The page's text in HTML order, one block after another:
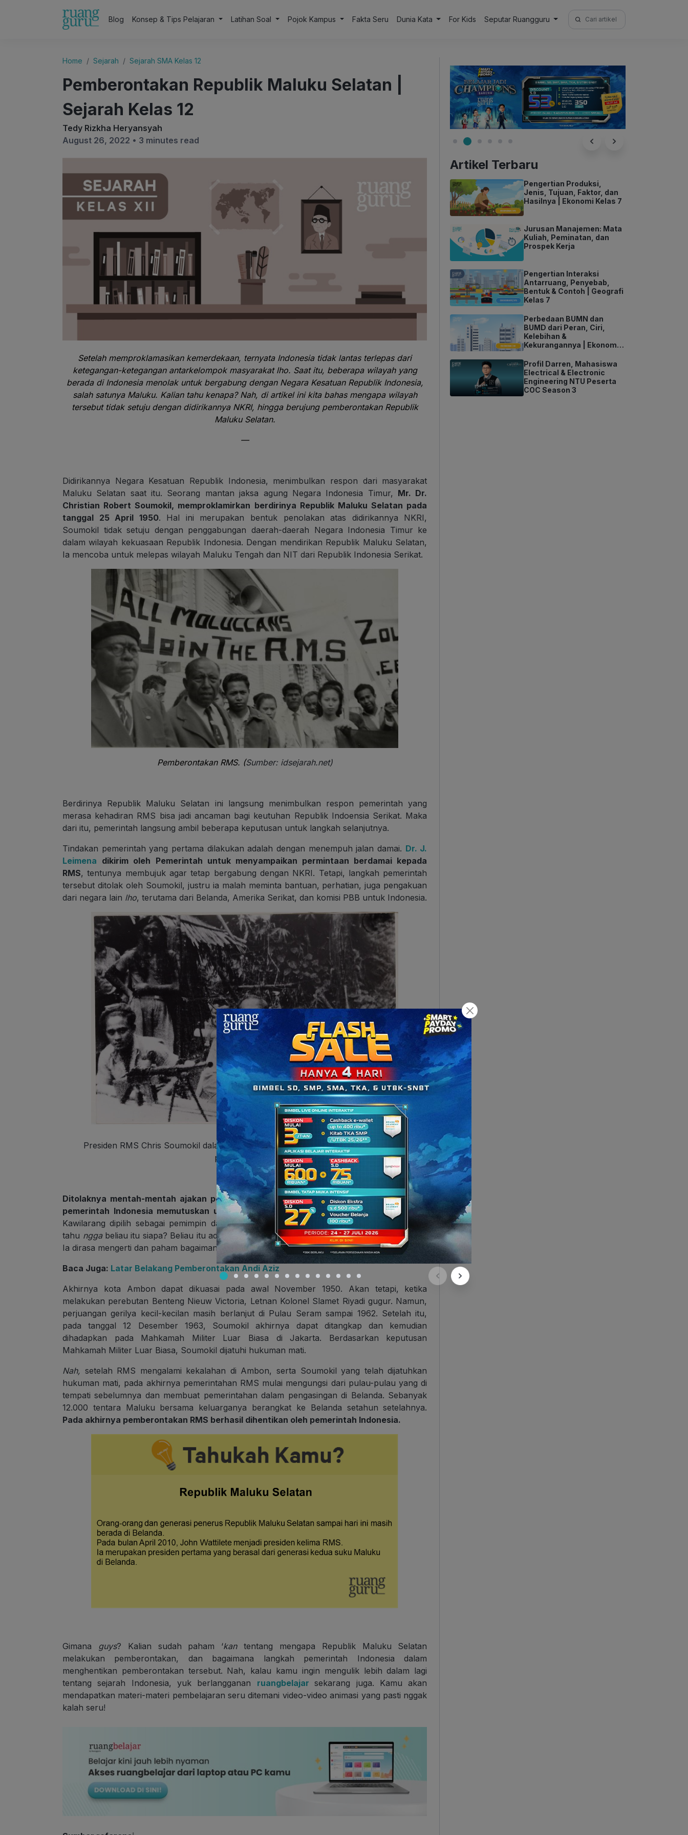
Blog Konsep & Tips Pelajaran Latihan Soal Pojok Kampus Fakta Seru Dunia Kata For Kids Seputar Ruangguru
Search
for:
Home Sejarah Sejarah SMA Kelas 12
Pemberontakan Republik Maluku Selatan |
Sejarah Kelas 12
Tedy Rizkha Heryansyah
August 26, 2022 • 3 minutes read
Setelah memproklamasikan kemerdekaan, ternyata Indonesia tidak lantas terlepas dari
ketegangan-ketegangan antarkelompok masyarakat lho. Saat itu, beberapa wilayah yang
berada di Indonesia menolak untuk bergabung dengan Negara Kesatuan Republik Indonesia,
salah satunya Maluku. Kalian tahu kenapa? Nah, di artikel ini kita bahas mengapa wilayah
tersebut tidak setuju dengan didirikannya NKRI, hingga berujung pemberontakan Republik
Maluku Selatan.
—
Didirikannya Negara Kesatuan Republik Indonesia, menimbulkan respon dari masyarakat
Maluku Selatan saat itu. Seorang mantan jaksa agung Negara Indonesia Timur, Mr. Dr.
Christian Robert Soumokil, memproklamirkan berdirinya Republik Maluku Selatan pada
tanggal 25 April 1950. Hal ini merupakan bentuk penolakan atas didirikannya NKRI,
Soumokil tidak setuju dengan penggabungan daerah-daerah Negara Indonesia Timur ke
dalam wilayah kekuasaan Republik Indonesia. Dengan mendirikan Republik Maluku Selatan,
Ia mencoba untuk melepas wilayah Maluku Tengah dan NIT dari Republik Indonesia Serikat.
Pemberontakan RMS. (Sumber: idsejarah.net)
Berdirinya Republik Maluku Selatan ini langsung menimbulkan respon pemerintah yang
merasa kehadiran RMS bisa jadi ancaman bagi keutuhan Republik Indoensia Serikat. Maka
dari itu, pemerintah langsung ambil beberapa keputusan untuk langkah selanjutnya.
Tindakan pemerintah yang pertama dilakukan adalah dengan menempuh jalan damai. Dr. J.
Leimena dikirim oleh Pemerintah untuk menyampaikan permintaan berdamai kepada
RMS, tentunya membujuk agar tetap bergabung dengan NKRI. Tetapi, langkah pemerintah
tersebut ditolak oleh Soumokil, justru ia malah meminta bantuan, perhatian, juga pengakuan
dari negara lain lho, terutama dari Belanda, Amerika Serikat, dan komisi PBB untuk Indonesia.
Presiden RMS Chris Soumokil dalam persembunyiannya di Pulau Seram. (Sumber:
pbs.twimg.com)
Ditolaknya mentah-mentah ajakan pemerintah kepada RMS untuk berdamai, membuat
pemerintah Indonesia memutuskan untuk melaksanakan ekspedisi militer
. Kolonel A.E.
Kawilarang dipilih sebagai pemimpin dalam melaksanakan ekspedisi militer tersebut. Kalian
tahu nggabeliau itu siapa? Beliau itu adalah panglima tentara dan teritorium Indonesia Timur.
Ia dirasa mengerti dan paham bagaimana kondisi Indonesia di wilayah timur.
Baca Juga: Latar Belakang Pemberontakan Andi Aziz
Akhirnya kota Ambon dapat dikuasai pada awal November 1950. Akan tetapi, ketika
melakukan perebutan Benteng Nieuw Victoria, Letnan Kolonel Slamet Riyadi gugur. Namun,
perjuangan gerilya kecil-kecilan masih berlanjut di Pulau Seram sampai 1962. Setelah itu,
pada tanggal 12 Desember 1963, Soumokil akhirnya dapat ditangkap dan kemudian
dihadapkan pada Mahkamah Militer Luar Biasa di Jakarta. Berdasarkan keputusan
Mahkamah Militer Luar Biasa, Soumokil dijatuhi hukuman mati.
Nah, setelah RMS mengalami kekalahan di Ambon, serta Soumokil yang telah dijatuhkan
hukuman mati, pada akhirnya pemerintahan RMS mulai mengungsi dari pulau-pulau yang di
tempati sebelumnya dan membuat pemerintahan dalam pengasingan di Belanda. Sebanyak
12.000 tentara Maluku bersama keluarganya berangkat ke Belanda setahun setelahnya.
Pada akhirnya pemberontakan RMS berhasil dihentikan oleh pemerintah Indonesia.
Gimana guys? Kalian sudah paham ‘kantentang mengapa Republik Maluku Selatan
melakukan pemberontakan, dan bagaimana langkah pemerintah Indonesia dalam
menghentikan pemberontakan tersebut. Nah, kalau kamu ingin mengulik lebih dalam lagi
tentang sejarah Indonesia, yuk berlangganan ruangbelajar sekarang juga. Kamu akan
mendapatkan materi-materi pembelajaran seru ditemani video-video animasi yang pasti nggak
kalah seru!
Artikel Terbaru
Pengertian Produksi,
Jenis, Tujuan, Faktor, dan
Hasilnya | Ekonomi Kelas 7
Jurusan Manajemen: Mata
Kuliah, Peminatan, dan
Prospek Kerja
Pengertian Interaksi
Antarruang, Penyebab,
Bentuk & Contoh | Geografi
Kelas 7
Perbedaan BUMN dan
BUMD dari Peran, Ciri,
Kelebihan &
Kekurangannya | Ekonomi
Profil Darren, Mahasiswa
Electrical & Electronic
Engineering NTU Peserta
COC Season 3